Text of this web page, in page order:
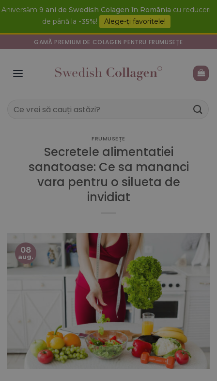
Skip
Aniversăm 9 ani de Swedish Colagen în România cu reduceri
de până la -35%! Alege-ți favoritele!
GAMĂ PREMIUM DE COLAGEN PENTRU FRUMUSEȚE
Caută
FRUMUSEȚE
Secretele alimentatiei
sanatoase: Ce sa mananci
vara pentru o silueta de
invidiat
08
aug.